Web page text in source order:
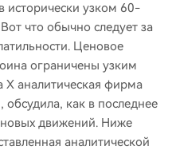
исторически узком 60-
что обычно следует за
Ценовое
ограничены узким
аналитическая фирма
как в последнее
движений. Ниже
аналитической